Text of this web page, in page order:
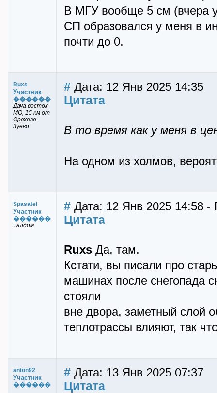
В МГУ вообще 5 см (вчера
СП образовался у меня в
почти до 0.
Ruxs
Участник
������
Дача восток
МО, 15 км от
Орехово-
Зуево
# Дата: 12 Янв 2025 14:35
Цитата
В то время как у меня в
На одном из холмов,
Spasatel
Участник
������
Талдом
# Дата: 12 Янв 2025 14:58 -
Цитата
Ruxs Да, там.
Кстати, вы писали про
машинах после снегопада
стояли
вне двора, заметный слой
теплотрассы влияют, так
anton92
Участник
������
# Дата: 13 Янв 2025 07:37
Цитата